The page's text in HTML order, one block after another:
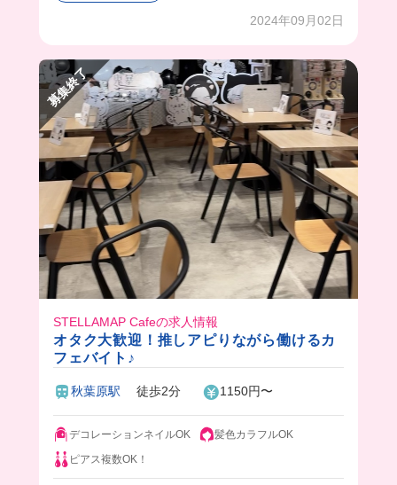
2024年09月02日
募集終了
STELLAMAP Cafeの求人情報
オタク大歓迎！推しアピりながら働けるカ
フェバイト♪
秋葉原駅 徒歩2分 1150円〜
デコレーションネイルOK
髪色カラフルOK
ピアス複数OK！